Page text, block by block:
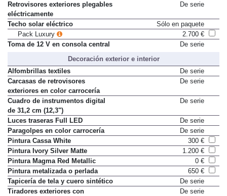
Retrovisores exteriores plegables
eléctricamente
De serie
Techo solar eléctrico
Sólo en paquete
Pack Luxury
2.700 €
Toma de 12 V en consola central
De serie
Decoración exterior e interior
Alfombrillas textiles
De serie
Carcasas de retrovisores
exteriores en color carrocería
De serie
Cuadro de instrumentos digital
de 31,2 cm (12,3")
De serie
Luces traseras Full LED
De serie
Paragolpes en color carrocería
De serie
Pintura Cassa White
300 €
Pintura Ivory Silver Matte
1.200 €
Pintura Magma Red Metallic
0 €
Pintura metalizada o perlada
650 €
Tapicería de tela y cuero sintético
De serie
Tiradores exteriores con
De serie